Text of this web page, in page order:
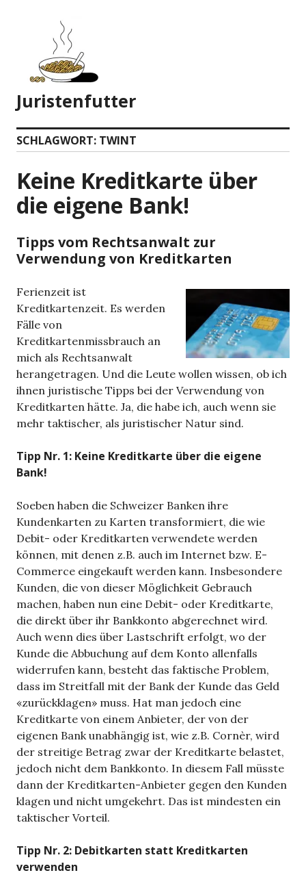
springen
Juristenfutter
SCHLAGWORT: TWINT
Keine Kreditkarte über
die eigene Bank!
Tipps vom Rechtsanwalt zur
Verwendung von Kreditkarten
Ferienzeit ist
Kreditkartenzeit. Es werden
Fälle von
Kreditkartenmissbrauch an
mich als Rechtsanwalt
herangetragen. Und die Leute wollen wissen, ob ich
ihnen juristische Tipps bei der Verwendung von
Kreditkarten hätte. Ja, die habe ich, auch wenn sie
mehr taktischer, als juristischer Natur sind.
Tipp Nr. 1: Keine Kreditkarte über die eigene
Bank!
Soeben haben die Schweizer Banken ihre
Kundenkarten zu Karten transformiert, die wie
Debit- oder Kreditkarten verwendete werden
können, mit denen z.B. auch im Internet bzw. E-
Commerce eingekauft werden kann. Insbesondere
Kunden, die von dieser Möglichkeit Gebrauch
machen, haben nun eine Debit- oder Kreditkarte,
die direkt über ihr Bankkonto abgerechnet wird.
Auch wenn dies über Lastschrift erfolgt, wo der
Kunde die Abbuchung auf dem Konto allenfalls
widerrufen kann, besteht das faktische Problem,
dass im Streitfall mit der Bank der Kunde das Geld
«zurückklagen» muss. Hat man jedoch eine
Kreditkarte von einem Anbieter, der von der
eigenen Bank unabhängig ist, wie z.B. Cornèr, wird
der streitige Betrag zwar der Kreditkarte belastet,
jedoch nicht dem Bankkonto. In diesem Fall müsste
dann der Kreditkarten-Anbieter gegen den Kunden
klagen und nicht umgekehrt. Das ist mindesten ein
taktischer Vorteil.
Tipp Nr. 2: Debitkarten statt Kreditkarten
verwenden